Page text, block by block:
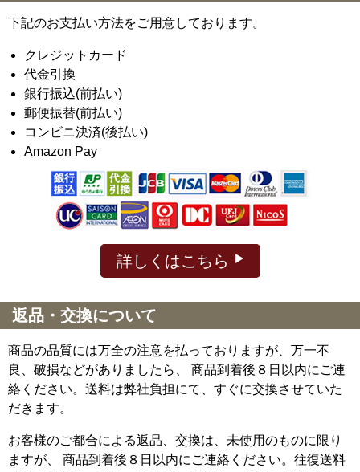
下記のお支払い方法をご用意しております。
クレジットカード
代金引換
銀行振込(前払い)
郵便振替(前払い)
コンビニ決済(後払い)
Amazon Pay
詳しくはこちら
返品・交換について
商品の品質には万全の注意を払っておりますが、万一不
良、破損などがありましたら、 商品到着後８日以内にご連
絡ください。送料は弊社負担にて、すぐに交換させていた
だきます。
お客様のご都合による返品、交換は、未使用のものに限り
ますが、
商品到着後８日以内にご連絡ください。往復送料